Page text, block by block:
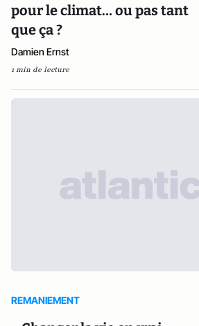
pour le climat… ou pas tant
que ça ?
Damien Ernst
1 min de lecture
REMANIEMENT